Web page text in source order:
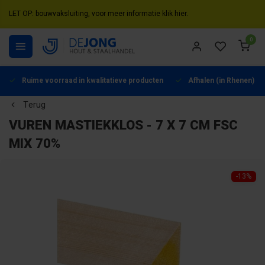
LET OP: bouwvaksluiting, voor meer informatie klik hier.
0
Ruime voorraad in kwalitatieve producten Afhalen (in Rhenen)
Terug
VUREN MASTIEKKLOS - 7 X 7 CM FSC
MIX 70%
-13%